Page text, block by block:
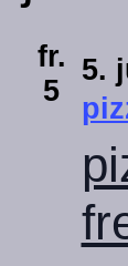
fr.
5
5.